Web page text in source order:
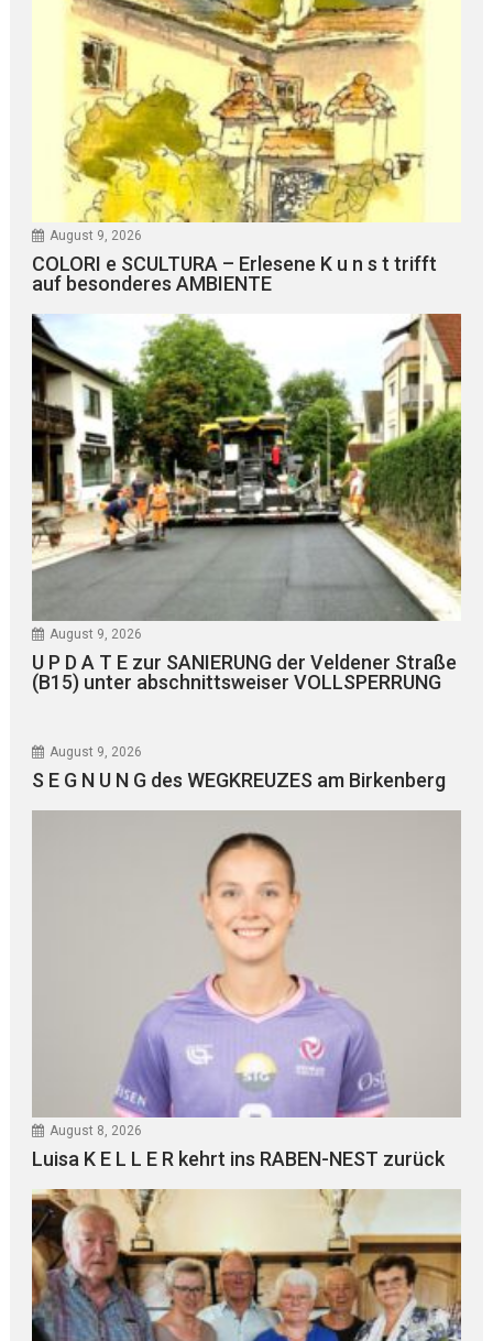
August 9, 2026
COLORI e SCULTURA – Erlesene K u n s t trifft
auf besonderes AMBIENTE
August 9, 2026
U P D A T E zur SANIERUNG der Veldener Straße
(B15) unter abschnittsweiser VOLLSPERRUNG
August 9, 2026
S E G N U N G des WEGKREUZES am Birkenberg
August 8, 2026
Luisa K E L L E R kehrt ins RABEN-NEST zurück